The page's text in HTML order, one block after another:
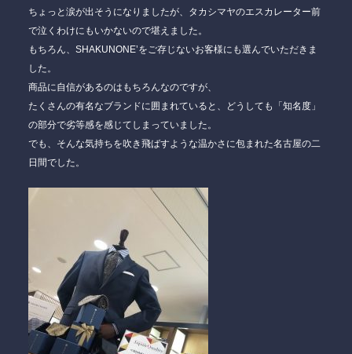
ちょっと涙が出そうになりましたが、タカシマヤのエスカレーター前
で泣くわけにもいかないので堪えました。
もちろん、SHAKUNONE’をご存じないお客様にも選んでいただきま
した。
商品に自信があるのはもちろんなのですが、
たくさんの有名なブランドに囲まれていると、どうしても「知名度」
の部分で劣等感を感じてしまっていました。
でも、そんな気持ちを吹き飛ばすような温かさに包まれた名古屋の二
日間でした。